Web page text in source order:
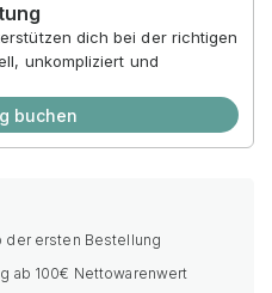
dich bei der richtigen
unkompliziert und
buchen
der ersten Bestellung
ab 100€ Nettowarenwert